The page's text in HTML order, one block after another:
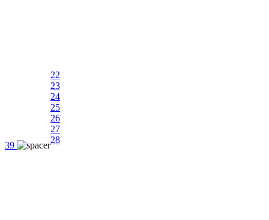
39
22
23
24
25
26
27
28